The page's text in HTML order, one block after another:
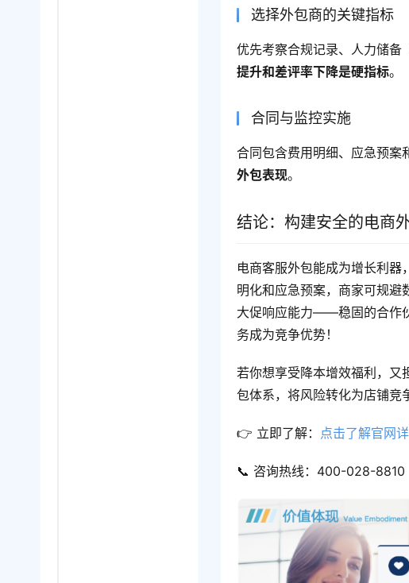
选择外包商的关键指标
优先考察合规记录、人力储备
提升和差评率下降是硬指标。
合同与监控实施
合同包含费用明细、应急预案
外包表现。
结论：构建安全的电商
电商客服外包能成为增长利器
明化和应急预案，商家可规避
大促响应能力——稳固的合作
务成为竞争优势！
若你想享受降本增效福利，又
包体系，将风险转化为店铺竞
👉 立即了解： 点击了解官网
📞 咨询热线：400-028-8810